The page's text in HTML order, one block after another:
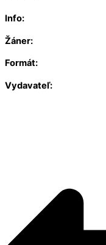
Info:
Žáner:
Formát:
Vydavateľ: